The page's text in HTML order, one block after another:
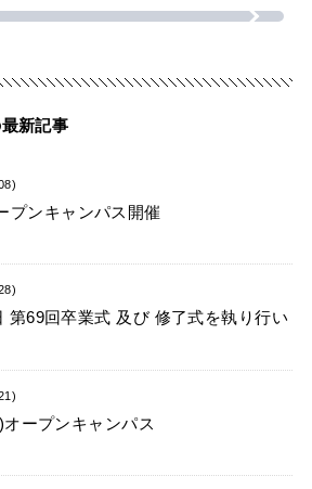
新記事
プンキャンパス開催
第69回卒業式 及び 修了式を執り行い
オープンキャンパス